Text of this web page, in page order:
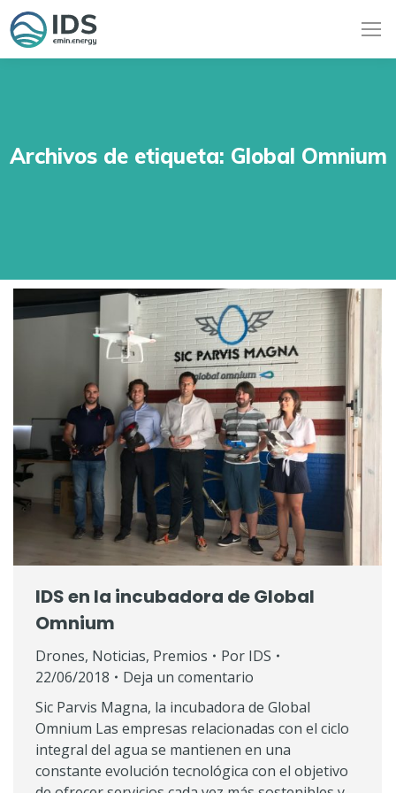
Archivos de etiqueta: Global Omnium
IDS en la incubadora de Global
Omnium
Drones, Noticias, Premios Por IDS
22/06/2018
Deja un comentario
Sic Parvis Magna, la incubadora de Global
Omnium Las empresas relacionadas con el ciclo
integral del agua se mantienen en una
constante evolución tecnológica con el objetivo